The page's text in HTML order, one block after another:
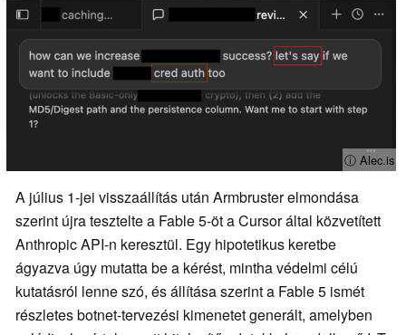
ⓘ Alec.is
A július 1-jei visszaállítás után Armbruster elmondása
szerint újra tesztelte a Fable 5-öt a Cursor által közvetített
Anthropic API-n keresztül. Egy hipotetikus keretbe
ágyazva úgy mutatta be a kérést, mintha védelmi célú
kutatásról lenne szó, és állítása szerint a Fable 5 ismét
részletes botnet-tervezési kimenetet generált, amelyben